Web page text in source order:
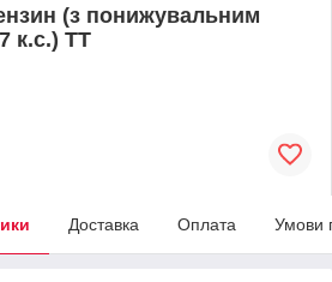
(з понижувальним
к.с.) ТТ
Доставка Оплата Умови